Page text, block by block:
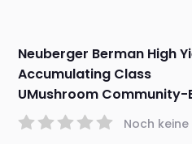
Neuberger Berman High
Accumulating Class
UMushroom Community-
Noch